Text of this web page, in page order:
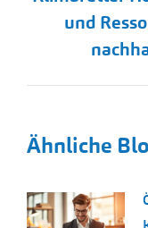
und
Ähnliche